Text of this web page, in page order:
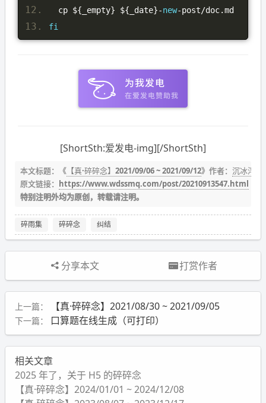
  cp $
{ _empty} ${ _date}-new-post/doc.md
fi
[ShortSth:爱发电-img][/ShortSth]
本文标题：《【真·碎碎念】2021/09/06 ~ 2021/09/12》作者： 沉冰浮水
原文链接： https://www.wdssmq.com/post/20210913547.html
特别注明外均为原创，转载请注明。
碎雨集 碎碎念 纠结
分享本文 打赏作者
上一篇： 【真·碎碎念】2021/08/30 ~ 2021/09/05
下一篇： 口算题在线生成（可打印）
相关文章
2025 年了，关于 H5 的碎碎念
【真·碎碎念】2024/01/01 ~ 2024/12/08